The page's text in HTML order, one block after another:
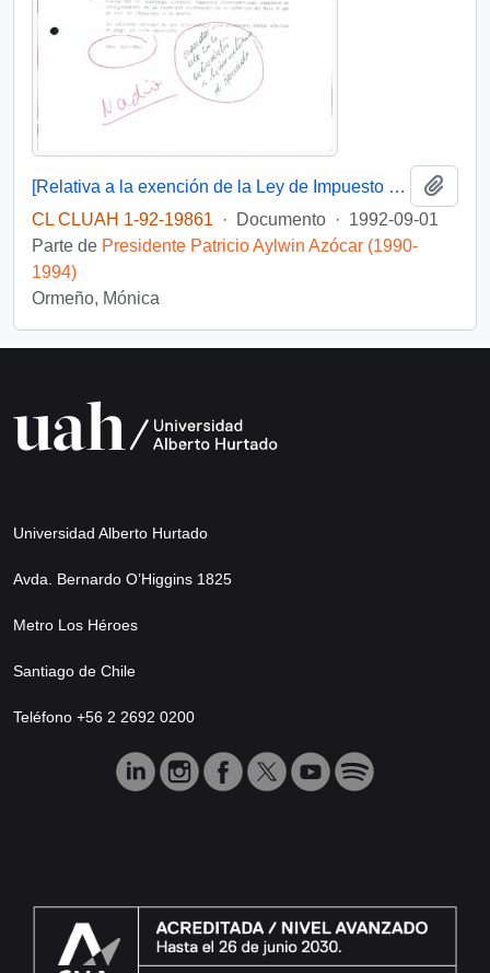
[Relativa a la exención de la Ley de Impuesto a la Renta para la Corporación Apoyo a Amnistía Internacional]
CL CLUAH 1-92-19861
· Documento · 1992-09-01
Parte de Presidente Patricio Aylwin Azócar (1990-
1994)
Ormeño, Mónica
Universidad Alberto Hurtado
Avda. Bernardo O’Higgins 1825
Metro Los Héroes
Santiago de Chile
Teléfono +56 2 2692 0200